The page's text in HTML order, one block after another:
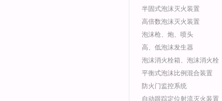
半固式泡沫灭火装置
高倍数泡沫灭火装置
泡沫枪、炮、喷头
高、低泡沫发生器
泡沫消火栓箱、泡沫消火栓
平衡式泡沫比例混合装置
防火门监控系统
自动跟踪定位射流灭火装置